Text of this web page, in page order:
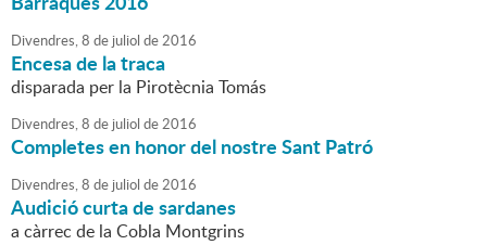
Divendres,8 de juliol de2016
Encesa de la traca
disparada per la Pirotècnia Tomás
Divendres,8 de juliol de2016
Completes en honor del nostre Sant Patró
Divendres,8 de juliol de2016
Audició curta de sardanes
a càrrec de la Cobla Montgrins